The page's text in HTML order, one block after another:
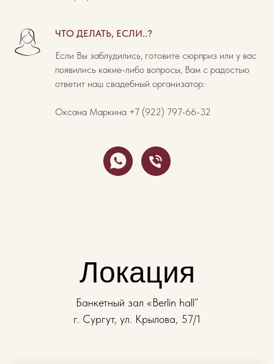
ЧТО ДЕЛАТЬ, ЕСЛИ..?
Если Вы заблудились, готовите сюрприз или у вас
появились какие-либо вопросы, Вам с радостью
ответит наш свадебный организатор:
Оксана Маркина +7 (922) 797-66-32
Банкетный зал «Berlin hall”
г. Сургут, ул. Крылова, 57/1
Локация